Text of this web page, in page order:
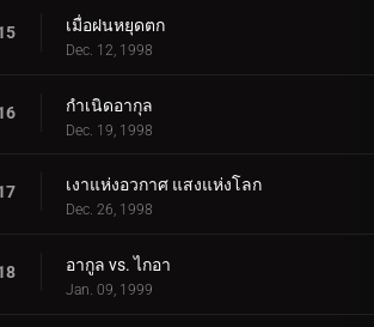
เมื่อฝนหยุดตก
Dec. 12, 1998
กำเนิดอากุล
Dec. 19, 1998
เงาแห่งอวกาศ แสงแห่งโลก
Dec. 26, 1998
อากูล vs. ไกอา
Jan. 09, 1999